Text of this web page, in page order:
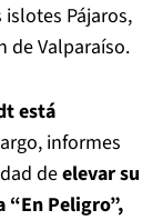
Pájaros,
de Valparaíso.
está
informes
deelevar su
“En Peligro”,